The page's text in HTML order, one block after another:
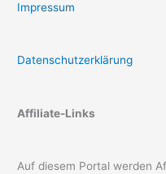
Impressum
Datenschutzerklärung
Affiliate-Links
Auf diesem Portal werden